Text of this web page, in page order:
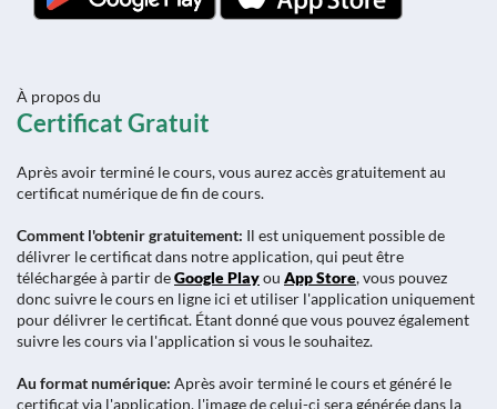
À propos du
Certificat Gratuit
Après avoir terminé le cours, vous aurez accès gratuitement au
certificat numérique de fin de cours.
Comment l'obtenir gratuitement: Il est uniquement possible de
délivrer le certificat dans notre application, qui peut être
téléchargée à partir deGoogle Playou App Store, vous pouvez
donc suivre le cours en ligne ici et utiliser l'application uniquement
pour délivrer le certificat. Étant donné que vous pouvez également
suivre les cours via l'application si vous le souhaitez.
Au format numérique: Après avoir terminé le cours et généré le
certificat via l'application, l'image de celui-ci sera générée dans la